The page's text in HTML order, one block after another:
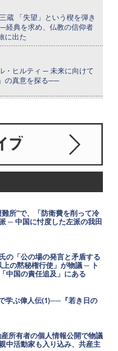
蔵 「失望」という楔を弾き
経典を求め、仏教の信仰者
に出た
・ヒルティ ─ 未来に向けて
の真意を探る──
難所"で、「防衛費を削って冷
─ 中国に忖度した左派の我田
の「公の場の発言と矛盾する
の黙秘権行使」が物議 ─ ト
中国の責任追及」にある
学ぶ偉人伝(1)──『若き日の
所有者の個人情報公開で物議
中活動家も入り込み、共産主